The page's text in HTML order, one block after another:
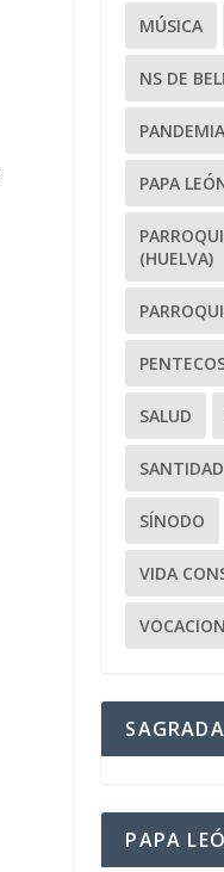
MÚSICA
NS DE
PANDEMIA
PAPA
(HUELVA)
SALUD
SANTIDAD
SÍNODO
VIDA
PAPA